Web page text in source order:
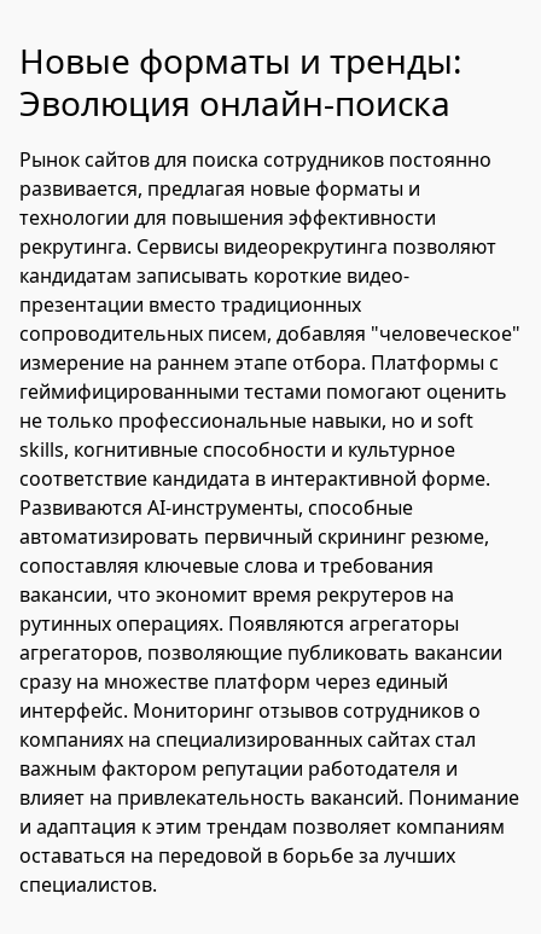
Новые форматы и тренды:
Эволюция онлайн-поиска
Рынок сайтов для поиска сотрудников постоянно
развивается, предлагая новые форматы и
технологии для повышения эффективности
рекрутинга. Сервисы видеорекрутинга позволяют
кандидатам записывать короткие видео-
презентации вместо традиционных
сопроводительных писем, добавляя "человеческое"
измерение на раннем этапе отбора. Платформы с
геймифицированными тестами помогают оценить
не только профессиональные навыки, но и soft
skills, когнитивные способности и культурное
соответствие кандидата в интерактивной форме.
Развиваются AI-инструменты, способные
автоматизировать первичный скрининг резюме,
сопоставляя ключевые слова и требования
вакансии, что экономит время рекрутеров на
рутинных операциях. Появляются агрегаторы
агрегаторов, позволяющие публиковать вакансии
сразу на множестве платформ через единый
интерфейс. Мониторинг отзывов сотрудников о
компаниях на специализированных сайтах стал
важным фактором репутации работодателя и
влияет на привлекательность вакансий. Понимание
и адаптация к этим трендам позволяет компаниям
оставаться на передовой в борьбе за лучших
специалистов.